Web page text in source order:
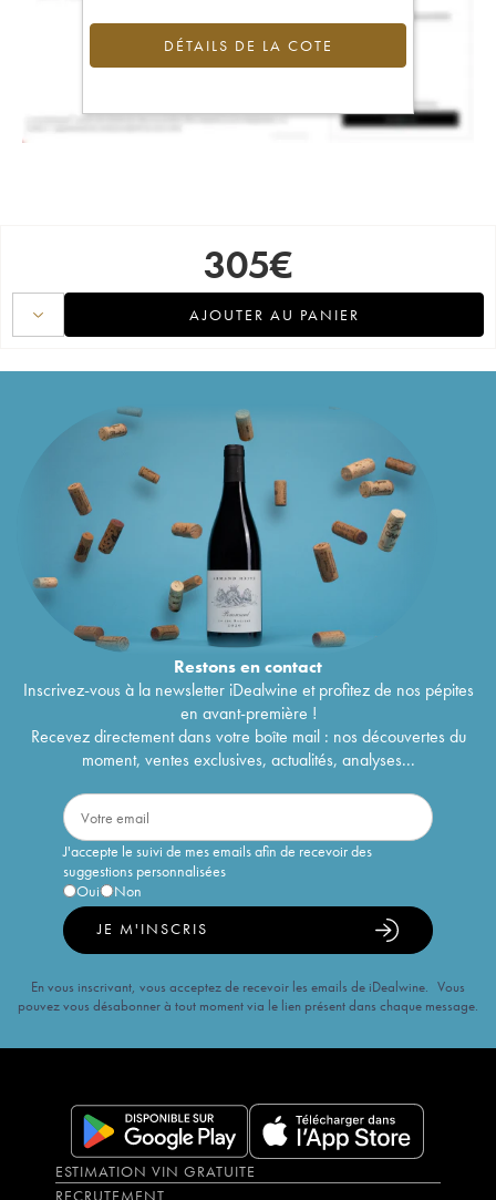
DÉTAILS DE LA COTE
305€
AJOUTER AU PANIER
Restons encontact
Inscrivez-vous à la newsletter iDealwine et profitez de nos pépites
en avant-première !
Recevez directement dans votre boîte mail : nos découvertes du
moment, ventes exclusives, actualités, analyses...
J'accepte le suivi de mes emails afin de recevoir des
suggestions personnalisées
Oui
Non
JE M'INSCRIS
En vous inscrivant, vous acceptez de recevoir les emails de iDealwine. Vous
pouvez vous désabonner à tout moment via le lien présent dans chaque message.
ESTIMATION VIN GRATUITE
RECRUTEMENT